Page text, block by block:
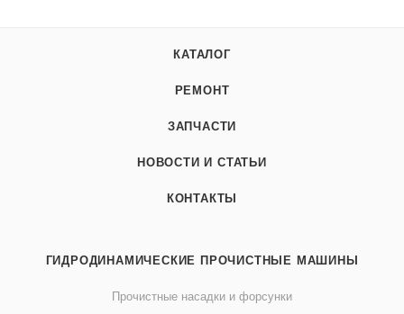
КАТАЛОГ
РЕМОНТ
ЗАПЧАСТИ
НОВОСТИ И СТАТЬИ
КОНТАКТЫ
ГИДРОДИНАМИЧЕСКИЕ ПРОЧИСТНЫЕ МАШИНЫ
Прочистные насадки и форсунки